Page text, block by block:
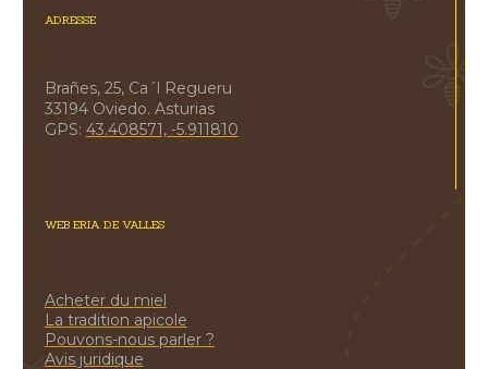
ADRESSE
Brañes, 25, Ca´l Regueru
33194 Oviedo. Asturias
GPS: 43.408571, -5.911810
WEB ERIA DE VALLES
Acheter du miel
La tradition apicole
Pouvons-nous parler ?
Avis juridique